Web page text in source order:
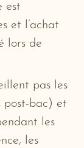
est
et l’achat
lors de
pas les
post-bac) et
les
les